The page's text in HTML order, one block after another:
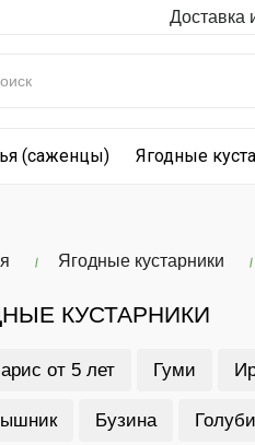
Доставка
(саженцы) Ягодные
Ягодные кустарники
КУСТАРНИКИ
от 5 лет Гуми
Бузина